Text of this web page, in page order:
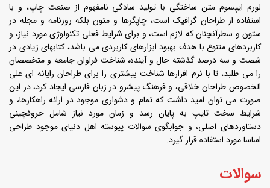
لورم ایپسوم متن ساختگی با تولید سادگی نامفهوم از صنعت چاپ، و با
استفاده از طراحان گرافیک است، چاپگرها و متون بلکه روزنامه و مجله در
ستون و سطرآنچنان که لازم است، و برای شرایط فعلی تکنولوژی مورد نیاز، و
کاربردهای متنوع با هدف بهبود ابزارهای کاربردی می باشد، کتابهای زیادی در
شصت و سه درصد گذشته حال و آینده، شناخت فراوان جامعه و متخصصان
را می طلبد، تا با نرم افزارها شناخت بیشتری را برای طراحان رایانه ای علی
الخصوص طراحان خلاقی، و فرهنگ پیشرو در زبان فارسی ایجاد کرد، در این
صورت می توان امید داشت که تمام و دشواری موجود در ارائه راهکارها، و
شرایط سخت تایپ به پایان رسد و زمان مورد نیاز شامل حروفچینی
دستاوردهای اصلی، و جوابگوی سوالات پیوسته اهل دنیای موجود طراحی
اساسا مورد استفاده قرار گیرد.
سوالات